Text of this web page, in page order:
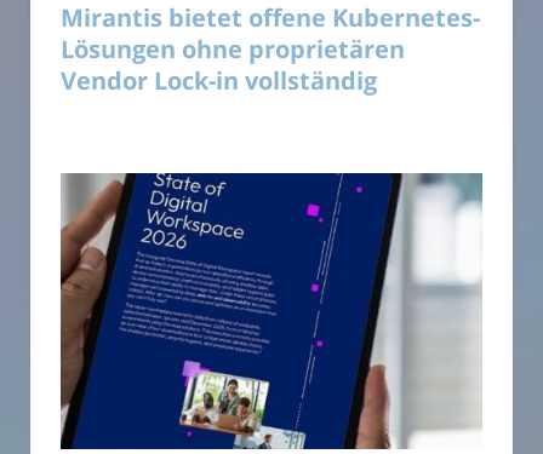
Mirantis bietet offene Kubernetes-
Lösungen ohne proprietären
Vendor Lock-in vollständig